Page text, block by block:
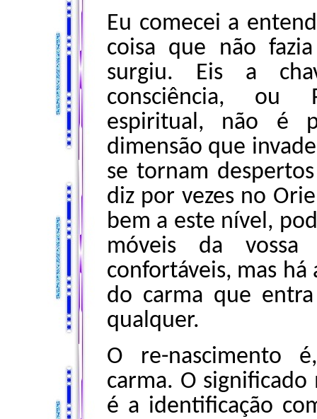
Eu comecei a
coisa que não
surgiu. Eis a
consciência, ou
espiritual, não é
dimensão que
se tornam
diz por vezes no
bem a este nível,
móveis da
confortáveis, mas
do carma que
qualquer.
O re-nascimento
carma. O
é a identificação